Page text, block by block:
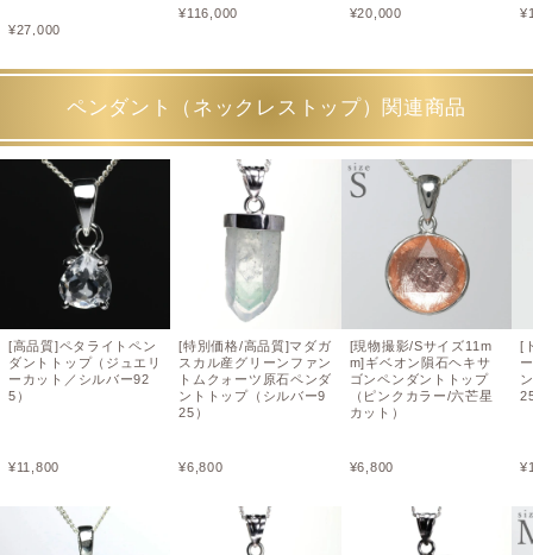
¥27,000
¥116,000 ¥20,000 ¥
ペンダント（ネックレストップ）関連商品
[高品質]ペタライトペン
ダントトップ（ジュエリ
ーカット／シルバー92
5）
¥11,800
[特別価格/高品質]マダガ
スカル産グリーンファン
トムクォーツ原石ペンダ
ントトップ（シルバー9
25）
¥6,800
[現物撮影/Sサイズ11m
m]ギベオン隕石ヘキサ
ゴンペンダントトップ
（ピンクカラー/六芒星
カット）
¥6,800
[
¥